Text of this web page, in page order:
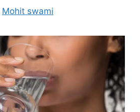
Mohit swami